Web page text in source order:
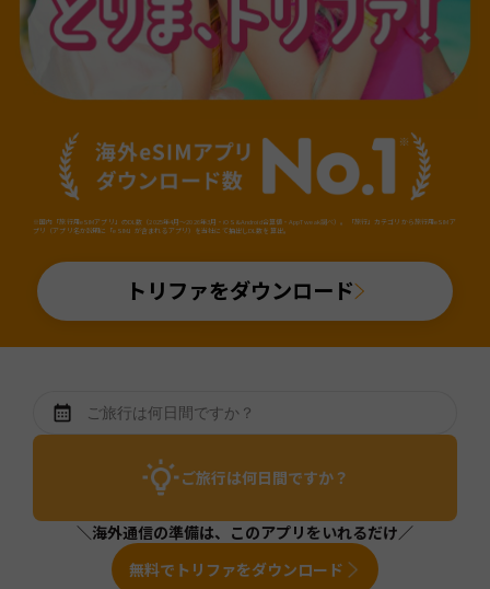
※国内「旅行用eSIMアプリ」のDL数（2025年4月～2026年3月・iOS&Android合算値・AppTweak調べ）。「旅行」カテゴリから旅行用eSIMア
プリ（アプリ名か説明に「eSIM」が含まれるアプリ）を当社にて抽出しDL数を算出。
トリファをダウンロード
ご旅行は何日間ですか？
＼海外通信の準備は、このアプリをいれるだけ／
無料でトリファをダウンロード